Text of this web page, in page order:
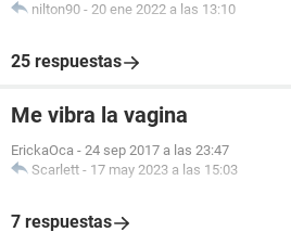
nilton90 - 20 ene 2022 a las 13:10
25 respuestas
Me vibra la vagina
ErickaOca - 24 sep 2017 a las 23:47
Scarlett - 17 may 2023 a las 15:03
7 respuestas